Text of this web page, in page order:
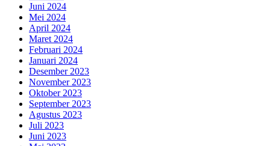
Juni 2024
Mei 2024
April 2024
Maret 2024
Februari 2024
Januari 2024
Desember 2023
November 2023
Oktober 2023
September 2023
Agustus 2023
Juli 2023
Juni 2023